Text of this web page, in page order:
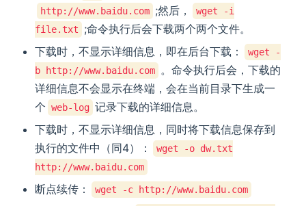
http://www.baidu.com ;然后，
wget -i
file.txt
;命令执行后会下载两个两个文件。
下载时，不显示详细信息，即在后台下载：
wget -
b http://www.baidu.com 。命令执行后会，下载的
详细信息不会显示在终端，会在当前目录下生成一
个 web-log 记录下载的详细信息。
下载时，不显示详细信息，同时将下载信息保存到
执行的文件中（同4）：
wget -o dw.txt
http://www.baidu.com
断点续传： wget -c http://www.baidu.com